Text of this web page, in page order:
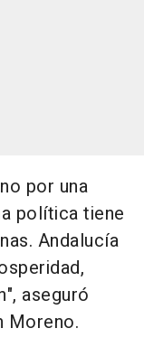
por una
política tiene
Andalucía
aseguró
Moreno.